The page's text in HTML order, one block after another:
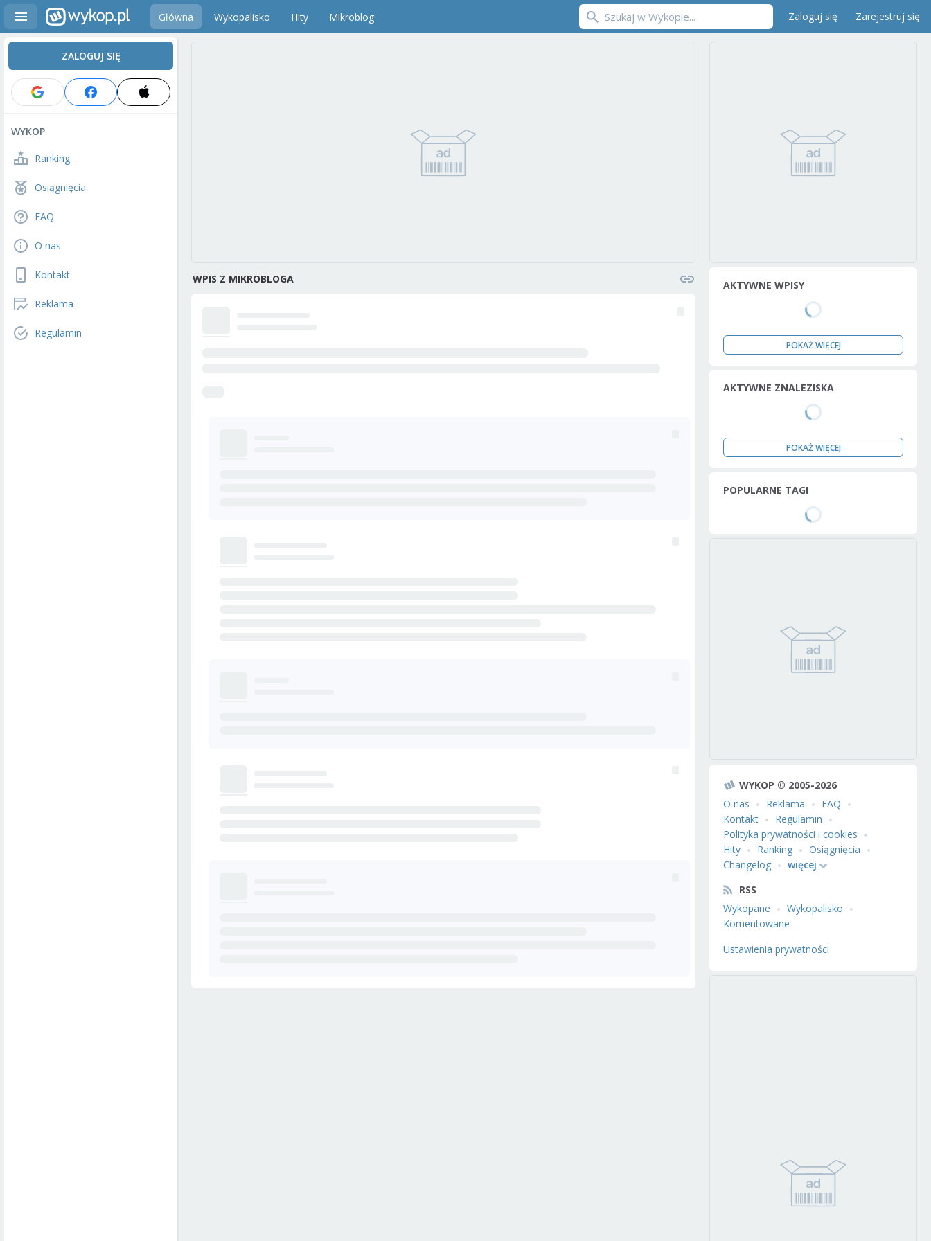
Główna Wykopalisko Hity Mikroblog Zaloguj się Zarejestruj się
ZALOGUJ SIĘ
WYKOP
Ranking
Osiągnięcia
FAQ
O nas
Kontakt
Reklama
Regulamin
WPIS Z MIKROBLOGA AKTYWNE WPISY
POKAŻ WIĘCEJ
AKTYWNE ZNALEZISKA
POKAŻ WIĘCEJ
POPULARNE TAGI
WYKOP © 2005-2026
O nas
Reklama
FAQ
Kontakt
Regulamin
Polityka prywatności i cookies
Hity
Ranking
Osiągnięcia
Changelog
więcej
RSS
Wykopane
Wykopalisko
Komentowane
Ustawienia prywatności